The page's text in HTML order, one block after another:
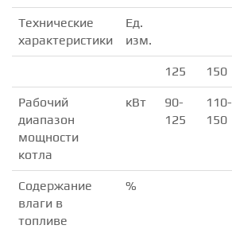
Технические
характеристики
Ед.
изм.
125 150
Рабочий
диапазон
мощности
котла
кВт
90-
125
110-
150
Содержание
влаги в
топливе
%